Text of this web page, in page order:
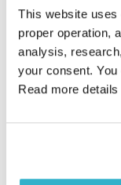
This website
proper operation,
analysis,
your consent.
Read more details
הארקטיק מאנקיז למקום